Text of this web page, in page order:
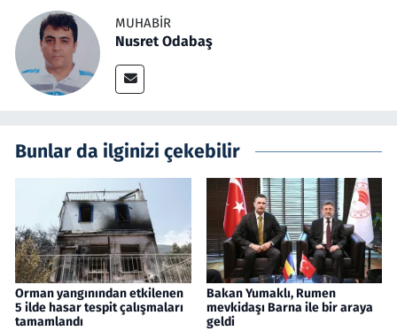
MUHABIR
Nusret Odabaş
Bunlar da ilginizi çekebilir
Orman yangınından etkilenen
5 ilde hasar tespit çalışmaları
tamamlandı
Bakan Yumaklı, Rumen
mevkidaşı Barna ile bir araya
geldi